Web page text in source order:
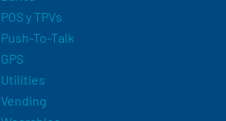
POS y TPVs
Push-To-Talk
GPS
Utilities
Vending